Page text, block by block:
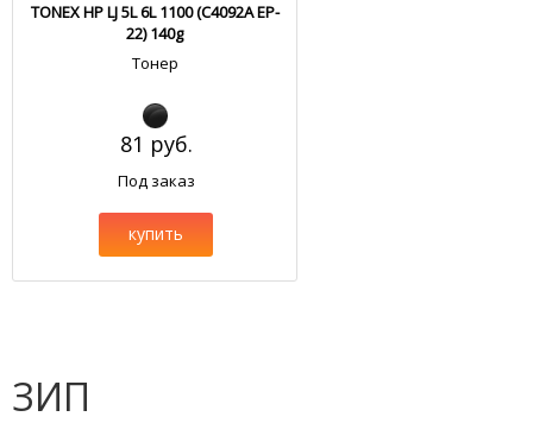
TONEX HP LJ 5L 6L 1100 (C4092A EP-
22) 140g
Тонер
81 руб.
Под заказ
купить
ЗИП